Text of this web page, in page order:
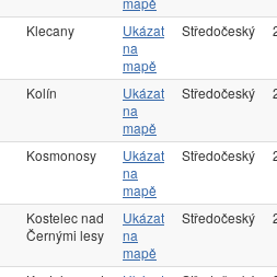
Klecany
Ukázat
na
mapě
Středočeský
Kolín
Ukázat
na
mapě
Středočeský
Kosmonosy
Ukázat
na
mapě
Středočeský
Kostelec nad
Černými lesy
Ukázat
na
mapě
Středočeský